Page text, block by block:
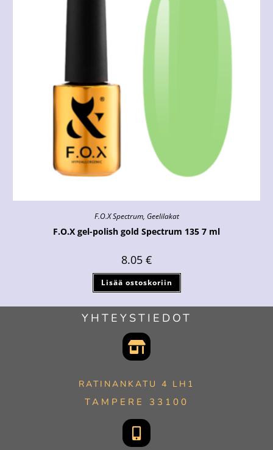
F.O.X Spectrum, Geelilakat
F.O.X gel-polish gold Spectrum 135 7 ml
8.05 €
Lisää ostoskoriin
YHTEYSTIEDOT
RATINANKATU 4 LH1
TAMPERE 33100